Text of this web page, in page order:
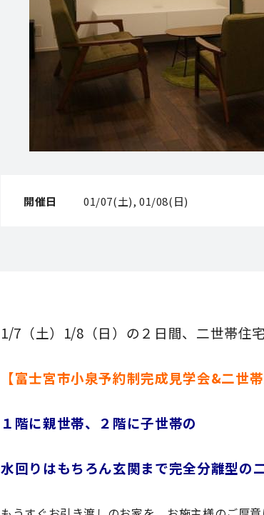
開催日 01/07(土), 01/08(日)
1/7（土）1/8（日）の２日間、二世帯住
【富士宮市小泉予約制完成見学会&二世帯
１階に親世帯、２階に子世帯の
水回りはもちろん玄関まで完全分離型の